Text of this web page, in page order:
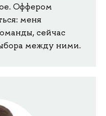
Оффером
меня
сейчас
между ними.